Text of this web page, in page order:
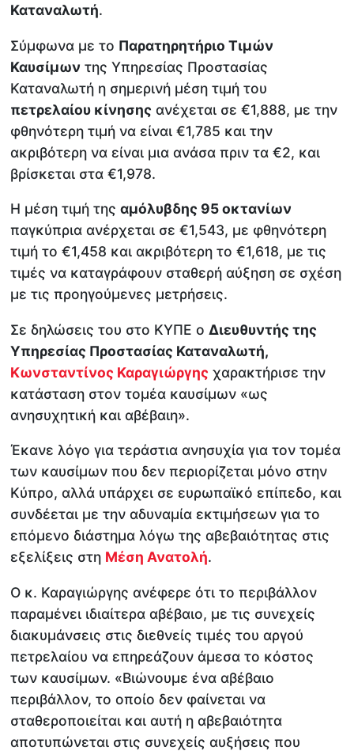
Καταναλωτή.
Σύμφωνα με το Παρατηρητήριο Τιμών
Καυσίμων της Υπηρεσίας Προστασίας
Καταναλωτή η σημερινή μέση τιμή του
πετρελαίου κίνησης ανέχεται σε €1,888, με την
φθηνότερη τιμή να είναι €1,785 και την
ακριβότερη να είναι μια ανάσα πριν τα €2, και
βρίσκεται στα €1,978.
Η μέση τιμή τηςαμόλυβδης 95 οκτανίων
παγκύπρια ανέρχεται σε €1,543, με φθηνότερη
τιμή το €1,458 και ακριβότερη το €1,618, με τις
τιμές να καταγράφουν σταθερή αύξηση σε σχέση
με τις προηγούμενες μετρήσεις.
Σε δηλώσεις του στο ΚΥΠΕ ο Διευθυντής της
Υπηρεσίας Προστασίας Καταναλωτή,
Κωνσταντίνος Καραγιώργης χαρακτήρισε την
κατάσταση στον τομέα καυσίμων «ως
ανησυχητική και αβέβαιη».
Έκανε λόγο για τεράστια ανησυχία για τον τομέα
των καυσίμων που δεν περιορίζεται μόνο στην
Κύπρο, αλλά υπάρχει σε ευρωπαϊκό επίπεδο, και
συνδέεται με την αδυναμία εκτιμήσεων για το
επόμενο διάστημα λόγω της αβεβαιότητας στις
εξελίξεις στη Μέση Ανατολή.
Ο κ. Καραγιώργης ανέφερε ότι το περιβάλλον
παραμένει ιδιαίτερα αβέβαιο, με τις συνεχείς
διακυμάνσεις στις διεθνείς τιμές του αργού
πετρελαίου να επηρεάζουν άμεσα το κόστος
των καυσίμων. «Βιώνουμε ένα αβέβαιο
περιβάλλον, το οποίο δεν φαίνεται να
σταθεροποιείται και αυτή η αβεβαιότητα
αποτυπώνεται στις συνεχείς αυξήσεις που